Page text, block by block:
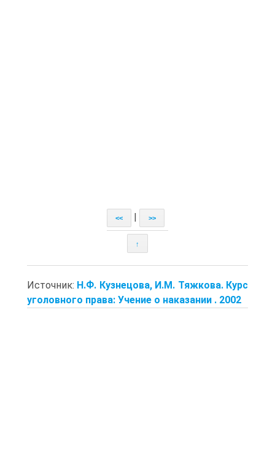
<< >>
↑
Источник: Н.Ф. Кузнецова, И.М. Тяжкова. Курс
уголовного права: Учение о наказании . 2002